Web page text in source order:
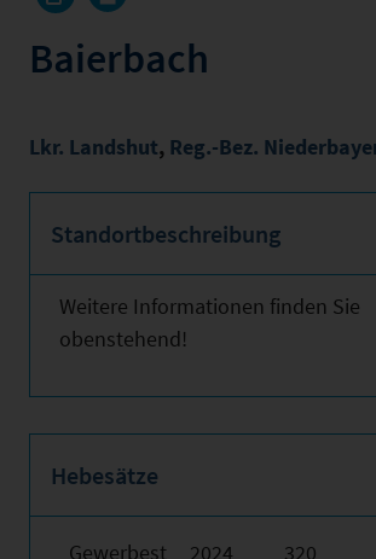
Baierbach
Lkr. Landshut, Reg.-Bez.
Standortbeschreibung
Weitere Informationen finden Sie
obenstehend!
Hebesätze
Gewerbest
2024 320